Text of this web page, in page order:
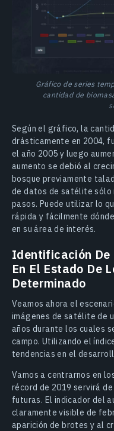
Gráfico de series
cantidad de
Según el gráfico, la
drásticamente en 2004,
el año 2005 y luego
aumento se debió al
bosque previamente
de datos de satélite sólo
pasos. Puede utilizar lo
rápida y fácilmente
en su área de interés.
Identificación De
En El Estado De
Determinado
Veamos ahora el
imágenes de satélite de
años durante los cuales
campo. Utilizando el
tendencias en el
Vamos a centrarnos en
récord de 2019 servirá
futuras. El indicador del
claramente visible de
aparición de brotes y al